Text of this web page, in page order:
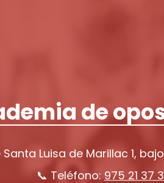
de
Santa Luisa de Marillac 1,
📞 Teléfono: 975 21 37